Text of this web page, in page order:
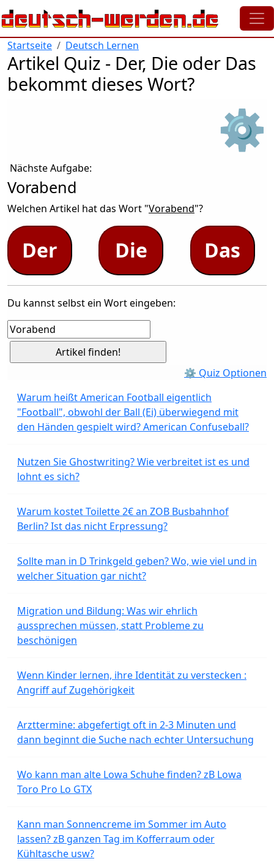
Direkt zum Inhalt
Startseite Deutsch Lernen
Artikel Quiz - Der, Die oder Das
bekommt dieses Wort?
⚙
Nächste Aufgabe:
Vorabend
Welchen Artikel hat das Wort "Vorabend"?
Der Die Das
Du kannst selbst ein Wort eingeben:
⚙ Quiz Optionen
Warum heißt American Football eigentlich
"Football", obwohl der Ball (Ei) überwiegend mit
den Händen gespielt wird? American Confuseball?
Nutzen Sie Ghostwriting? Wie verbreitet ist es und
lohnt es sich?
Warum kostet Toilette 2€ an ZOB Busbahnhof
Berlin? Ist das nicht Erpressung?
Sollte man in D Trinkgeld geben? Wo, wie viel und in
welcher Situation gar nicht?
Migration und Bildung: Was wir ehrlich
aussprechen müssen, statt Probleme zu
beschönigen
Wenn Kinder lernen, ihre Identität zu verstecken :
Angriff auf Zugehörigkeit
Arzttermine: abgefertigt oft in 2-3 Minuten und
dann beginnt die Suche nach echter Untersuchung
Wo kann man alte Lowa Schuhe finden? zB Lowa
Toro Pro Lo GTX
Kann man Sonnencreme im Sommer im Auto
lassen? zB ganzen Tag im Kofferraum oder
Kühltasche usw?